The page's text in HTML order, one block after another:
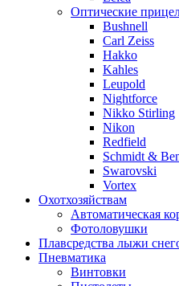
Оптические
Bushnell
Carl Zeiss
Hakko
Kahles
Leupold
Nightforce
Nikko Stirling
Nikon
Redfield
Schmidt &
Swarovski
Vortex
Охотхозяйствам
Автоматическая
Фотоловушки
Плавсредства лыжи
Пневматика
Винтовки